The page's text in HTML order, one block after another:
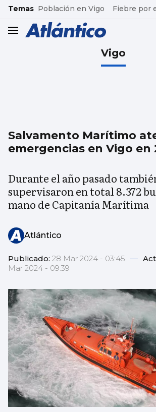
common.go-to-content
Temas Población en Vigo Fiebre por
header.menu.open
Vigo
Salvamento Marítimo
emergencias en Vigo en
Durante el año pasado
supervisaron en total 8.372
mano de Capitanía Marítima
Atlántico
Publicado: 28 Mar 2024 - 03:45 —
Mar 2024 - 09:39